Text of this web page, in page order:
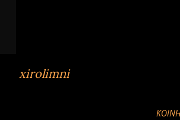
xirolimni